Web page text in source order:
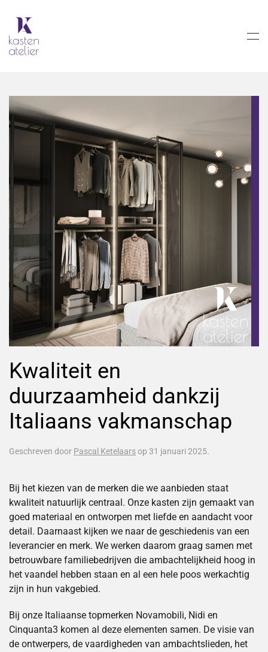
Skip to main content
Kwaliteit en
duurzaamheid dankzij
Italiaans vakmanschap
Geschreven door Pascal Ketelaarsop 31 januari 2025.
Bij het kiezen van de merken die we aanbieden staat
kwaliteit natuurlijk centraal. Onze kasten zijn gemaakt van
goed materiaal en ontworpen met liefde en aandacht voor
detail. Daarnaast kijken we naar de geschiedenis van een
leverancier en merk. We werken daarom graag samen met
betrouwbare familiebedrijven die ambachtelijkheid hoog in
het vaandel hebben staan en al een hele poos werkachtig
zijn in hun vakgebied.
Bij onze Italiaanse topmerken Novamobili, Nidi en
Cinquanta3 komen al deze elementen samen. De visie van
de ontwerpers, de vaardigheden van ambachtslieden, het